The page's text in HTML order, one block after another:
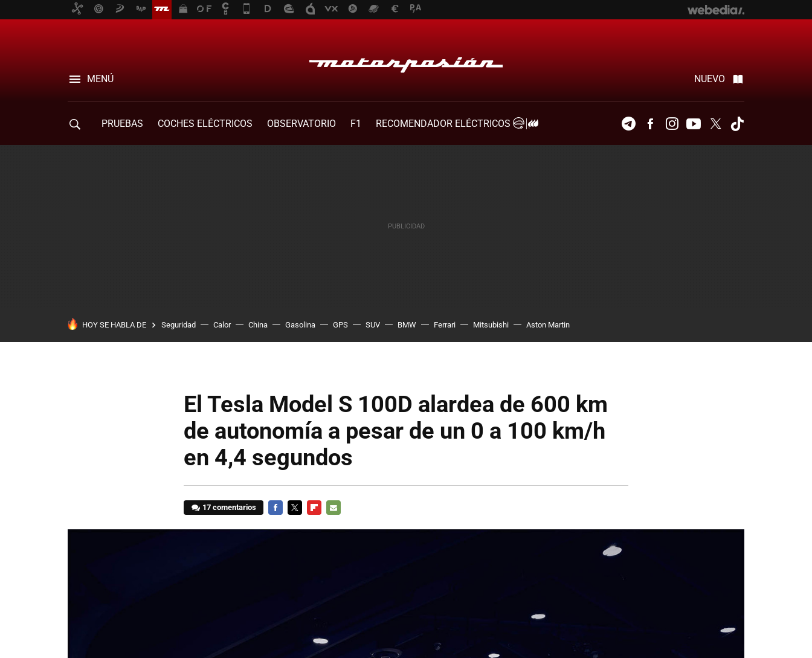
MENÚ NUEVO
PRUEBAS COCHES ELÉCTRICOS OBSERVATORIO F1
RECOMENDADOR ELÉCTRICOS
TelegramFacebookInstagramYoutubeTwitter
HOY SE HABLA DE Seguridad Calor China Gasolina GPS SUV BMW Ferrari Mitsubishi Aston Martin
El Tesla Model S 100D alardea de 600 km
de autonomía a pesar de un 0 a 100 km/h
en 4,4 segundos
17 comentarios